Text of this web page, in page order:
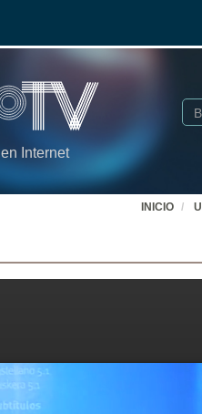
Internet
INICIO